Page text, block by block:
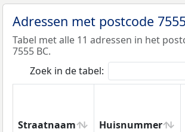
Adressen met postcode
Tabel met alle 11 adressen in het
7555 BC.
Zoek in de tabel:
Straatnaam Huisnummer